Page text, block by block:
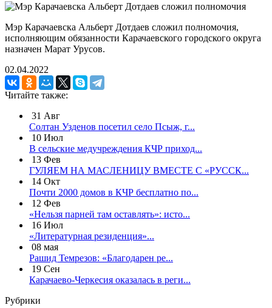
Мэр Карачаевска Альберт Дотдаев сложил полномочия,
исполняющим обязанности Карачаевского городского округа
назначен Марат Урусов.
02.04.2022
Читайте также:
31 Авг
Солтан Узденов посетил село Псыж, г...
10 Июл
В сельские медучреждения КЧР приход...
13 Фев
ГУЛЯЕМ НА МАСЛЕНИЦУ ВМЕСТЕ С «РУССК...
14 Окт
Почти 2000 домов в КЧР бесплатно по...
12 Фев
«Нельзя парней там оставлять»: исто...
16 Июл
«Литературная резиденция»...
08 мая
Рашид Темрезов: «Благодарен ре...
19 Сен
Карачаево-Черкесия оказалась в реги...
Рубрики